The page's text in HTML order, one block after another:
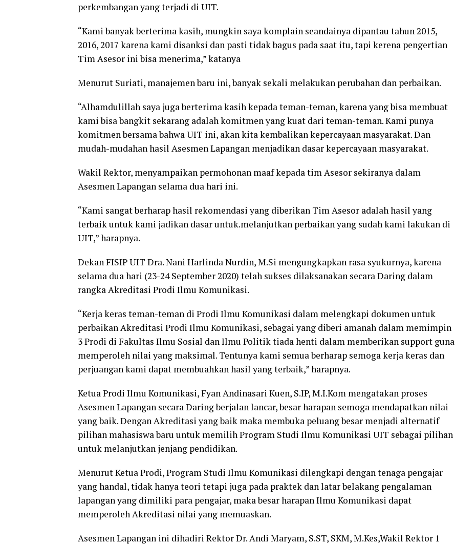
perkembangan yang terjadi di UIT.
“Kami banyak berterima kasih, mungkin saya komplain seandainya dipantau tahun 2015,
2016, 2017 karena kami disanksi dan pasti tidak bagus pada saat itu, tapi kerena pengertian
Tim Asesor ini bisa menerima,” katanya
Menurut Suriati, manajemen baru ini, banyak sekali melakukan perubahan dan perbaikan.
“Alhamdulillah saya juga berterima kasih kepada teman-teman, karena yang bisa membuat
kami bisa bangkit sekarang adalah komitmen yang kuat dari teman-teman. Kami punya
komitmen bersama bahwa UIT ini, akan kita kembalikan kepercayaan masyarakat. Dan
mudah-mudahan hasil Asesmen Lapangan menjadikan dasar kepercayaan masyarakat.
Wakil Rektor, menyampaikan permohonan maaf kepada tim Asesor sekiranya dalam
Asesmen Lapangan selama dua hari ini.
“Kami sangat berharap hasil rekomendasi yang diberikan Tim Asesor adalah hasil yang
terbaik untuk kami jadikan dasar untuk.melanjutkan perbaikan yang sudah kami lakukan di
UIT,” harapnya.
Dekan FISIP UIT Dra. Nani Harlinda Nurdin, M.Si mengungkapkan rasa syukurnya, karena
selama dua hari (23-24 September 2020) telah sukses dilaksanakan secara Daring dalam
rangka Akreditasi Prodi Ilmu Komunikasi.
“Kerja keras teman-teman di Prodi Ilmu Komunikasi dalam melengkapi dokumen untuk
perbaikan Akreditasi Prodi Ilmu Komunikasi, sebagai yang diberi amanah dalam memimpin
3 Prodi di Fakultas Ilmu Sosial dan Ilmu Politik tiada henti dalam memberikan support guna
memperoleh nilai yang maksimal. Tentunya kami semua berharap semoga kerja keras dan
perjuangan kami dapat membuahkan hasil yang terbaik,” harapnya.
Ketua Prodi Ilmu Komunikasi, Fyan Andinasari Kuen, S.IP, M.I.Kom mengatakan proses
Asesmen Lapangan secara Daring berjalan lancar, besar harapan semoga mendapatkan nilai
yang baik. Dengan Akreditasi yang baik maka membuka peluang besar menjadi alternatif
pilihan mahasiswa baru untuk memilih Program Studi Ilmu Komunikasi UIT sebagai pilihan
untuk melanjutkan jenjang pendidikan.
Menurut Ketua Prodi, Program Studi Ilmu Komunikasi dilengkapi dengan tenaga pengajar
yang handal, tidak hanya teori tetapi juga pada praktek dan latar belakang pengalaman
lapangan yang dimiliki para pengajar, maka besar harapan Ilmu Komunikasi dapat
memperoleh Akreditasi nilai yang memuaskan.
Asesmen Lapangan ini dihadiri Rektor Dr. Andi Maryam, S.ST, SKM, M.Kes,Wakil Rektor 1